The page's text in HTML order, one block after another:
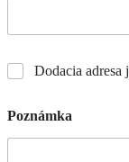
Dodacia adresa
Poznámka